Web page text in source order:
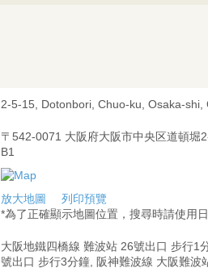
2-5-15, Dotonbori, Chuo-ku, Osaka-shi,
〒542-0071 大阪府大阪市中央区道頓堀
B1
放大地圖
列印預覽
*為了正確顯示地圖位置，搜尋時請使用日
大阪地鐵四橋線 難波站 26號出口 步行1
號出口 步行3分鐘, 阪神難波線 大阪難波